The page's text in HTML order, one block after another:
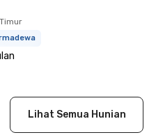
Lihat Semua Hunian